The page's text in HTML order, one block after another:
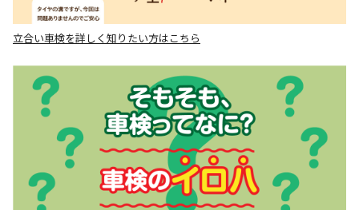
立合い車検を詳しく知りたい方はこちら